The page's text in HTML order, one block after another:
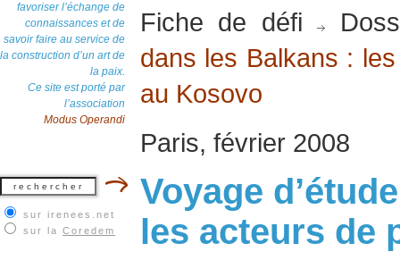
favoriser l’échange de
connaissances et de
savoir faire au service de
la construction d’un art de
la paix.
Ce site est porté par
l’association
Modus Operandi
sur irenees.net
sur la Coredem
Fiche de défi
dans les Balkans :
au Kosovo
Paris, février 2008
Voyage
les acteurs de